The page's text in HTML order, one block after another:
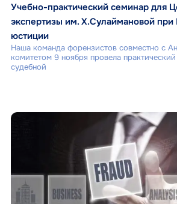
Учебно-практический семинар для
экспертизы им. Х.Сулаймановой при
юстиции
Наша команда форензистов совместно с
комитетом 9 ноября провела
судебной